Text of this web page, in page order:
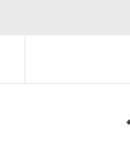
nejkvalitnějších